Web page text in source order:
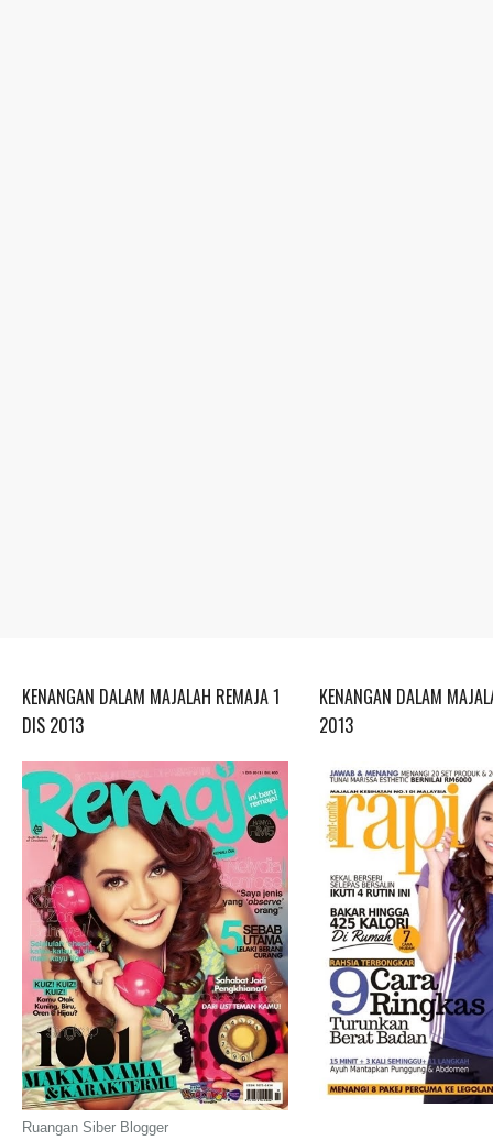
KENANGAN DALAM MAJALAH REMAJA 1
DIS 2013
Ruangan Siber Blogger
KENANGAN DALAM
2013